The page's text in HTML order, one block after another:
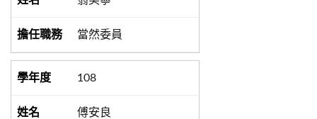
當然委員
108
傅安良